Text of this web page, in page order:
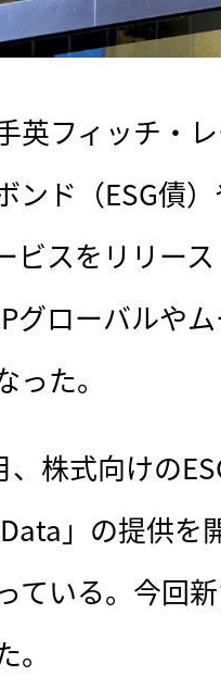
英フィッチ・
ンド（ESG債
ビスをリリー
グローバルや
た。
株式向けの
」の提供を
ている。今回